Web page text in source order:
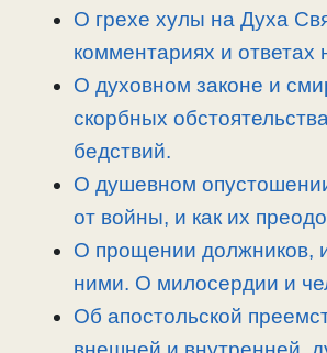
a
О грехе хулы на Духа
комментариях и ответах
О духовном законе и
скорбных
бедствий.
О душевном
от войны, и как их
О прощении должников,
ними. О милосердии и
Об апостольской